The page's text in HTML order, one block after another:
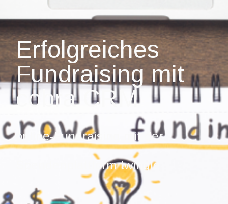
Erfolgreiches
Fundraising mit
cobra CRM
online-Fundraising mit der
Spendenplattform twingle